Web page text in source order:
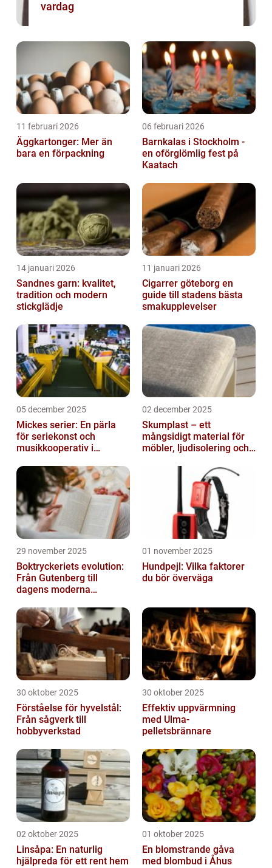
vardag
11 februari 2026
Äggkartonger: Mer än
bara en förpackning
06 februari 2026
Barnkalas i Stockholm -
en oförglömlig fest på
Kaatach
14 januari 2026
Sandnes garn: kvalitet,
tradition och modern
stickglädje
11 januari 2026
Cigarrer göteborg en
guide till stadens bästa
smakupplevelser
05 december 2025
Mickes serier: En pärla
för seriekonst och
musikkooperativ i
02 december 2025
Skumplast – ett
mångsidigt material för
möbler, ljudisolering och
29 november 2025
Boktryckeriets evolution:
Från Gutenberg till
dagens moderna
01 november 2025
Hundpejl: Vilka faktorer
du bör överväga
30 oktober 2025
Förståelse för hyvelstål:
Från sågverk till
hobbyverkstad
30 oktober 2025
Effektiv uppvärmning
med Ulma-
pelletsbrännare
02 oktober 2025
Linsåpa: En naturlig
hjälpreda för ett rent hem
01 oktober 2025
En blomstrande gåva
med blombud i Åhus